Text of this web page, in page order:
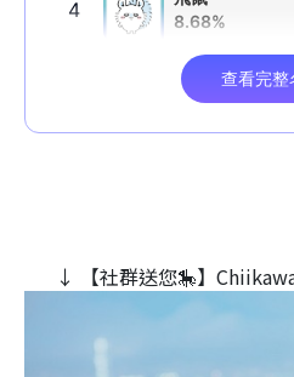
↓ 【社群送您🎠】